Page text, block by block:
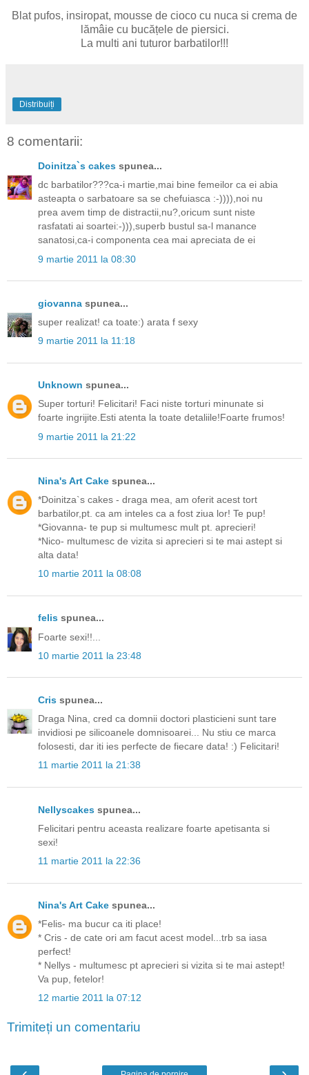
Blat pufos, insiropat, mousse de cioco cu nuca si crema de
lămâie cu bucățele de piersici.
La multi ani tuturor barbatilor!!!
Distribuiți
8 comentarii:
Doinitza`s cakes spunea...
dc barbatilor???ca-i martie,mai bine femeilor ca ei abia
asteapta o sarbatoare sa se chefuiasca :-)))),noi nu
prea avem timp de distractii,nu?,oricum sunt niste
rasfatati ai soartei:-))),superb bustul sa-l manance
sanatosi,ca-i componenta cea mai apreciata de ei
9 martie 2011 la 08:30
giovanna spunea...
super realizat! ca toate:) arata f sexy
9 martie 2011 la 11:18
Unknown spunea...
Super torturi! Felicitari! Faci niste torturi minunate si
foarte ingrijite.Esti atenta la toate detaliile!Foarte frumos!
9 martie 2011 la 21:22
Nina's Art Cake spunea...
*Doinitza`s cakes - draga mea, am oferit acest tort
barbatilor,pt. ca am inteles ca a fost ziua lor! Te pup!
*Giovanna- te pup si multumesc mult pt. aprecieri!
*Nico- multumesc de vizita si aprecieri si te mai astept si
alta data!
10 martie 2011 la 08:08
felis spunea...
Foarte sexi!!...
10 martie 2011 la 23:48
Cris spunea...
Draga Nina, cred ca domnii doctori plasticieni sunt tare
invidiosi pe silicoanele domnisoarei... Nu stiu ce marca
folosesti, dar iti ies perfecte de fiecare data! :) Felicitari!
11 martie 2011 la 21:38
Nellyscakes spunea...
Felicitari pentru aceasta realizare foarte apetisanta si
sexi!
11 martie 2011 la 22:36
Nina's Art Cake spunea...
*Felis- ma bucur ca iti place!
* Cris - de cate ori am facut acest model...trb sa iasa
perfect!
* Nellys - multumesc pt aprecieri si vizita si te mai astept!
Va pup, fetelor!
12 martie 2011 la 07:12
Trimiteți un comentariu